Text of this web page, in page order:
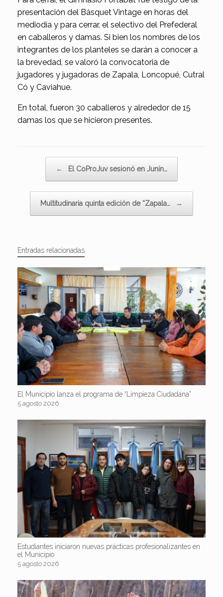
presentación del Básquet Vintage en horas del
mediodía y para cerrar, el selectivo del Prefederal
en caballeros y damas. Si bien los nombres de los
integrantes de los planteles se darán a conocer a
la brevedad, se valoró la convocatoria de
jugadores y jugadoras de Zapala, Loncopué, Cutral
Có y Caviahue.
En total, fueron 30 caballeros y alrededor de 15
damas los que se hicieron presentes.
← El CoProJuv sesionó en Junín…
Multitudinaria quinta edición de “Zapala… →
Entradas relacionadas
El Municipio lanza el programa de “Limpieza Ciudadana”
5 agosto 2026
Estudiantes iniciaron nuevas prácticas profesionalizantes en
el Municipio
5 agosto 2026